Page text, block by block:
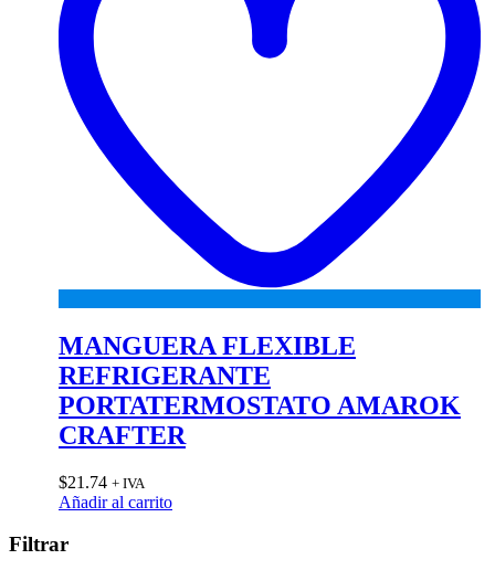
MANGUERA FLEXIBLE
REFRIGERANTE
PORTATERMOSTATO AMAROK
CRAFTER
$21.74 + IVA
Añadir al carrito
Filtrar